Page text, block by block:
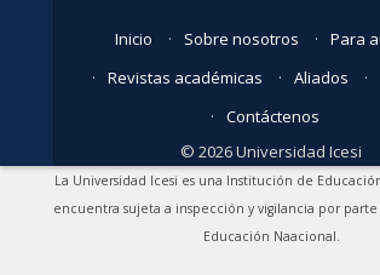
Inicio Sobre nosotros
Para
Revistas académicas
Aliados
Contáctenos
© 2026 Universidad Icesi
La Universidad Icesi es una Institución de
encuentra sujeta a inspección y vigilancia por
Educación Naacional.